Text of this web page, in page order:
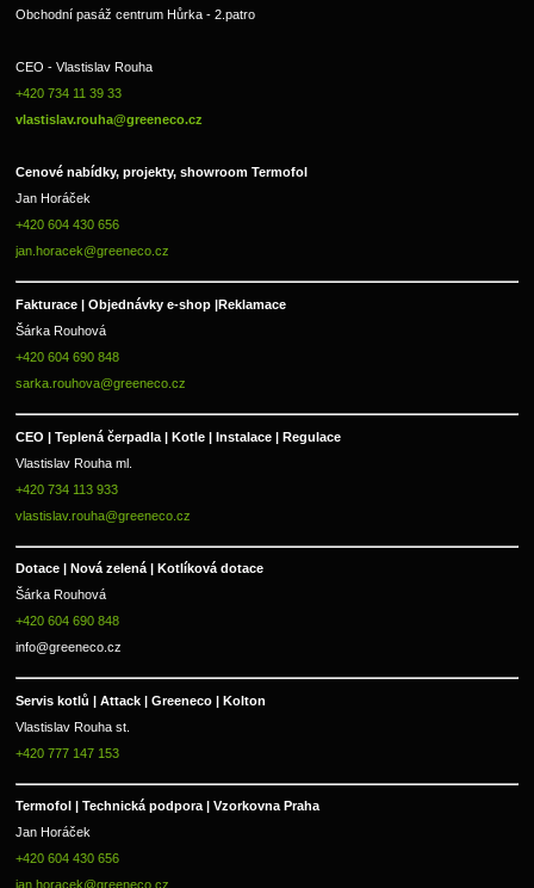
Obchodní pasáž centrum Hůrka - 2.patro
CEO - Vlastislav Rouha
+420 734 11 39 33
vlastislav.rouha@greeneco.cz
Cenové nabídky, projekty, showroom Termofol
Jan Horáček
+420 604 430 656
jan.horacek@greeneco.cz
Fakturace | Objednávky e-shop |Reklamace
Šárka Rouhová
+420 604 690 848
sarka.rouhova@greeneco.cz
CEO | Teplená čerpadla | Kotle | Instalace | Regulace
Vlastislav Rouha ml.
+420 734 113 933
vlastislav.rouha@greeneco.cz
Dotace | Nová zelená | Kotlíková dotace
Šárka Rouhová
+420 604 690 848
info@greeneco.cz
Servis kotlů | Attack | Greeneco | Kolton
Vlastislav Rouha st.
+420 777 147 153
Termofol | Technická podpora | Vzorkovna Praha
Jan Horáček
+420 604 430 656
jan.horacek@greeneco.cz